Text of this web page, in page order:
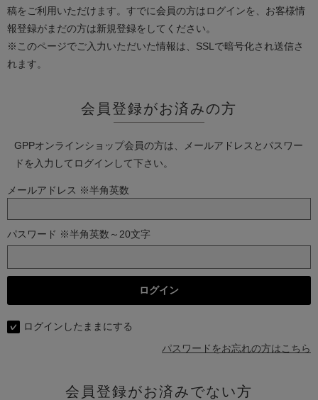
稿をご利用いただけます。すでに会員の方はログインを、お客様情
報登録がまだの方は新規登録をしてください。
※このページでご入力いただいた情報は、SSLで暗号化され送信さ
れます。
会員登録がお済みの方
GPPオンラインショップ会員の方は、メールアドレスとパスワー
ドを入力してログインして下さい。
メールアドレス ※半角英数
パスワード ※半角英数～20文字
ログインしたままにする
パスワードをお忘れの方はこちら
会員登録がお済みでない方